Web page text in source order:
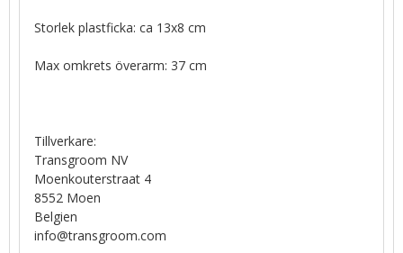
Storlek plastficka: ca 13x8 cm
Max omkrets överarm: 37 cm
Tillverkare:
Transgroom NV
Moenkouterstraat 4
8552 Moen
Belgien
info@transgroom.com